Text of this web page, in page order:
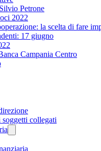
Petrone
2022
la scelta di fare
17 giugno
Campania Centro
collegati